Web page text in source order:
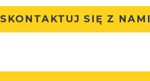
SKONTAKTUJ SIĘ Z NAMI